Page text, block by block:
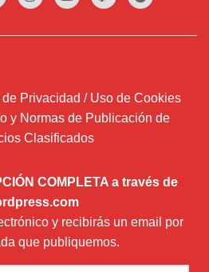
Privacidad / Uso de Cookies
y Normas de Publicación de
Clasificados
COMPLETA a través de
y recibirás un email por
que publiquemos.